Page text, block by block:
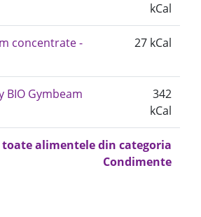
kCal
concentrate -
27 kCal
BIO Gymbeam
342
kCal
toate alimentele din categoria
Condimente